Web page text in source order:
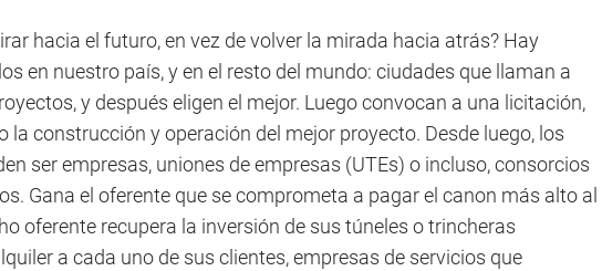
hacia el futuro, en vez de volver la mirada hacia atrás? Hay
en nuestro país, y en el resto del mundo: ciudades que llaman a
y después eligen el mejor. Luego convocan a una licitación,
la construcción y operación del mejor proyecto. Desde luego, los
ser empresas, uniones de empresas (UTEs) o incluso, consorcios
Gana el oferente que se comprometa a pagar el canon más alto al
oferente recupera la inversión de sus túneles o trincheras
a cada uno de sus clientes, empresas de servicios que